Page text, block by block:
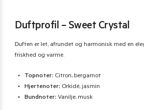
Duftprofil – Sweet Crystal
Duften er let, afrundet og harmonisk med en
friskhed og varme.
Topnoter: Citron, bergamot
Hjertenoter: Orkidé, jasmin
Bundnoter: Vanilje, musk